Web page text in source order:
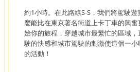
約1小時。在此路線S-S，我們將駕駛
麼能比在東京著名街道上卡丁車的興
始你的旅程，穿越城市最繁忙的區域
駛的快感和城市駕駛的刺激使這個一
的活動！